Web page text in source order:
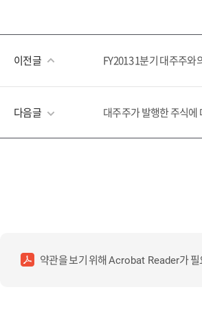
이전글 FY2013 1분기 대주주와
다음글 대주주가 발행한 주식
약관을 보기 위해Acrobat Reader가